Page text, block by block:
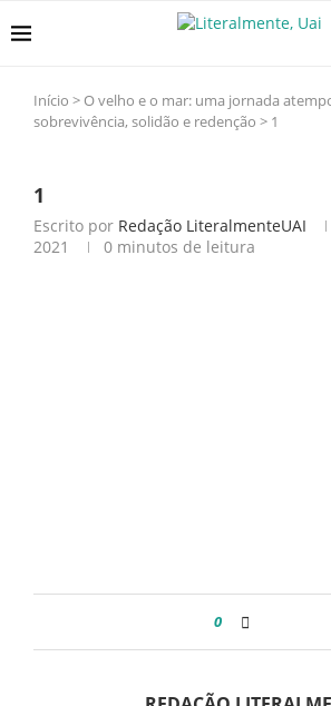
Início > O velho e o mar: uma jornada
sobrevivência, solidão e redenção > 1
1
Escrito por Redação LiteralmenteUAI
2021
0 minutos de leitura
0